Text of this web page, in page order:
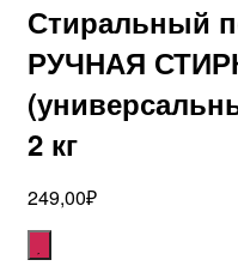
Стиральный
РУЧНАЯ
2 кг
249,00₽